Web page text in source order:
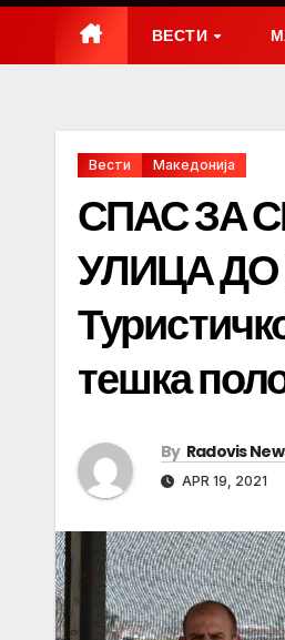
ВЕСТИ
Вести Македонија
СПАС ЗА
УЛИЦА
тешка
By Radovis
APR 19, 2021